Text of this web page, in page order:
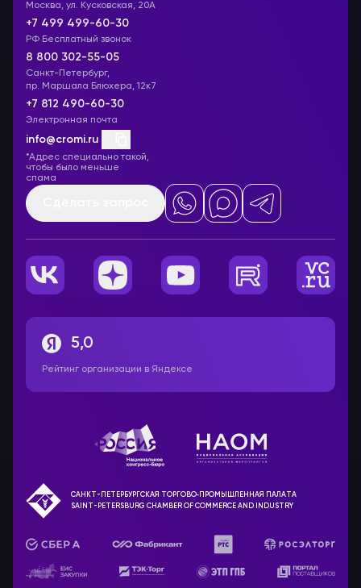
Москва, ул. Кусковская, 20А
+7 499 499-60-30
РФ Бесплатный звонок
8 800 302-55-05
Санкт-Петербург,
пр. Маршала Блюхера, 12к7
+7 812 490-60-30
Электронная почта
info@cromi.ru
*Адрес специально такой,
чтобы было меньше
спама
5,0
Рейтинг организации в Яндексе
САНКТ-ПЕТЕРБУРГСКАЯ ТОРГОВО‑ПРОМЫШЛЕННАЯ ПАЛАТА
SAINT-PETERSBURG CHAMBER OF COMMERCE AND INDUSTRY